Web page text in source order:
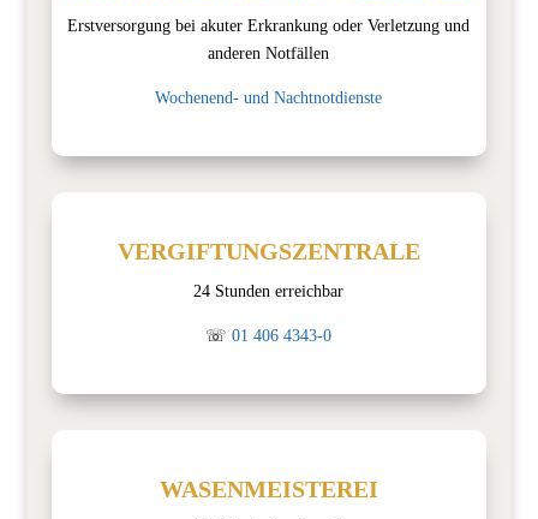
Erstversorgung bei akuter Erkrankung oder Verletzung und
anderen Notfällen
Wochenend- und Nachtnotdienste
VERGIFTUNGSZENTRALE
24 Stunden erreichbar
☏01 406 4343-0
WASENMEISTEREI